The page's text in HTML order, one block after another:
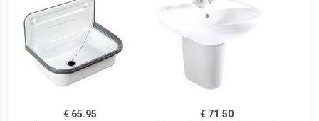
€ 65.95
€ 71.50